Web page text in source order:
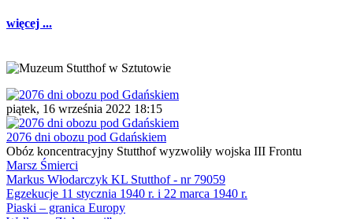
więcej ...
piątek, 16 września 2022 18:15
2076 dni obozu pod Gdańskiem
Obóz koncentracyjny Stutthof wyzwoliły wojska III Frontu
Marsz Śmierci
Markus Włodarczyk KL Stutthof - nr 79059
Egzekucje 11 stycznia 1940 r. i 22 marca 1940 r.
Piaski – granica Europy